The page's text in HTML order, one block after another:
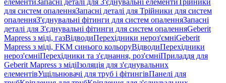
елементиЗапасні деталі для З'єднувальні елементиТрійники
для систем опаленняЗапасні деталі для Трійники для систем
опаленняЗ'єднувальні фітинги для систем опаленняЗапасні
деталі для З'єднувальні фітинги для систем опаленняGeberit
Mapress з міді, газВідводиПерехідники нероз'ємніGeberit
Mapress з міді, FKM синього кольоруВідводиПерехідники
нероз'ємніПерехідники та з'єднання, роз'ємніПриладдя для
Geberit Mapress з мідіІзоляція для з'єднувальних
елементівУщільнювачі для труб і фітингівПанелі для